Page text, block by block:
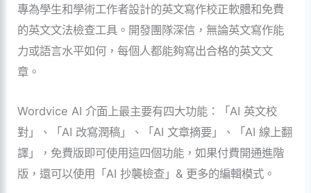
專為學生和學術工作者設計的英文寫作校正軟體和免費
的英文文法檢查工具。開發團隊深信，無論英文寫作能
力或語言水平如何，每個人都能夠寫出合格的英文文
章。
Wordvice AI 介面上最主要有四大功能：「AI 英文校
對」、「AI 改寫潤稿」、「AI 文章摘要」、「AI 線上翻
譯」，免費版即可使用這四個功能，如果付費開通進階
版，還可以使用「AI 抄襲檢查」& 更多的編輯模式。